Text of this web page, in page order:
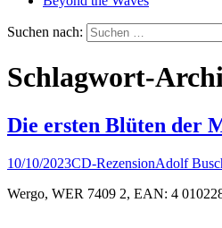
Suchen nach:
Schlagwort-
Die ersten Blüten der
10/10/2023CD-RezensionAdolf
Wergo, WER 7409 2, EAN: 4